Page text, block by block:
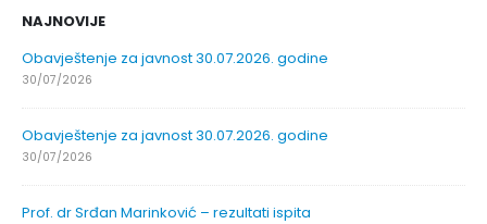
NAJNOVIJE
Obavještenje za javnost 30.07.2026. godine
30/07/2026
Obavještenje za javnost 30.07.2026. godine
30/07/2026
Prof. dr Srđan Marinković – rezultati ispita